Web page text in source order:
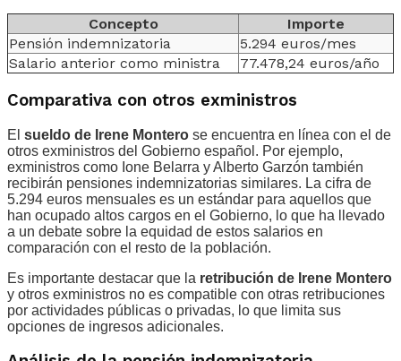
Concepto
Importe
Pensión indemnizatoria
5.294 euros/mes
Salario anterior como ministra
77.478,24 euros/año
Comparativa con otros exministros
El sueldo de Irene Montero se encuentra en línea con el de
otros exministros del Gobierno español. Por ejemplo,
exministros como Ione Belarra y Alberto Garzón también
recibirán pensiones indemnizatorias similares. La cifra de
5.294 euros mensuales es un estándar para aquellos que
han ocupado altos cargos en el Gobierno, lo que ha llevado
a un debate sobre la equidad de estos salarios en
comparación con el resto de la población.
Es importante destacar que la retribución de Irene Montero
y otros exministros no es compatible con otras retribuciones
por actividades públicas o privadas, lo que limita sus
opciones de ingresos adicionales.